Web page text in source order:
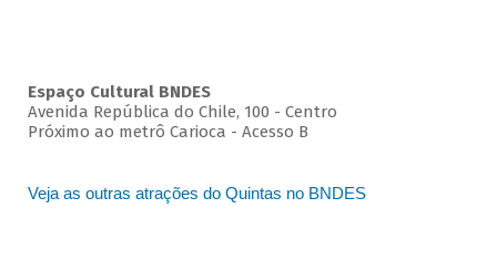
Espaço Cultural BNDES
Avenida República do Chile, 100 - Centro
Próximo ao metrô Carioca - Acesso B
Veja as outras atrações do Quintas no BNDES